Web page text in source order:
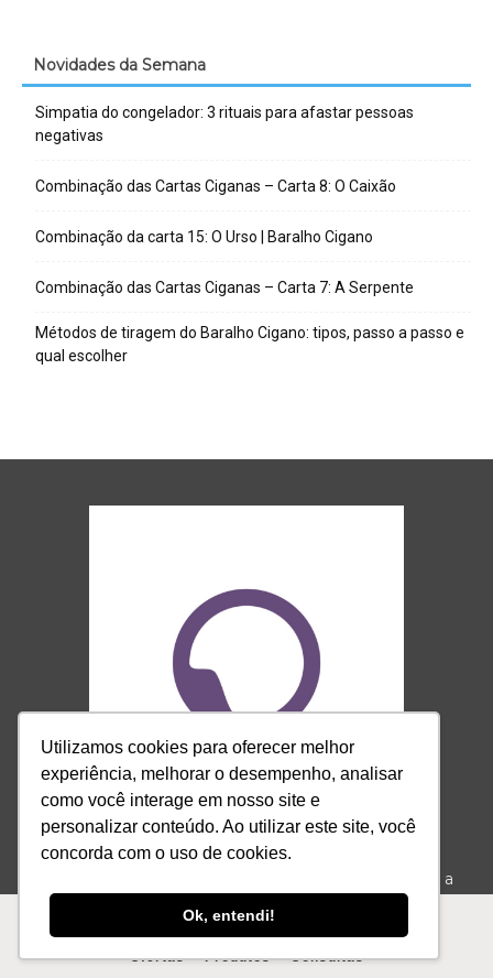
Utilizamos cookies para oferecer melhor
experiência, melhorar o desempenho, analisar
como você interage em nosso site e
personalizar conteúdo. Ao utilizar este site, você
concorda com o uso de cookies.
Ok, entendi!
Novidades da Semana
Simpatia do congelador: 3 rituais para afastar pessoas
negativas
Combinação das Cartas Ciganas – Carta 8: O Caixão
Combinação da carta 15: O Urso | Baralho Cigano
Combinação das Cartas Ciganas – Carta 7: A Serpente
Métodos de tiragem do Baralho Cigano: tipos, passo a passo e
qual escolher
Somos a ponte que conecta o autoconhecimento e a
espiritualidade, somos referência, somos iQuilibrio.
Ofertas Produtos Consultas